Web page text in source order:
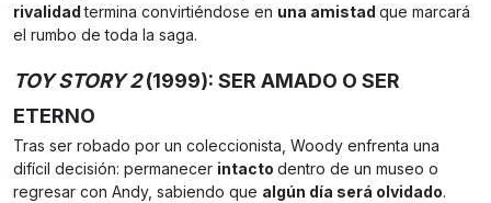
rivalidadtermina convirtiéndose en una amistad que marcará
el rumbo de toda la saga.
TOY STORY 2(1999): SER AMADO O SER
ETERNO
Tras ser robado por un coleccionista, Woody enfrenta una
difícil decisión: permanecer intacto dentro de un museo o
regresar con Andy, sabiendo que algún día será olvidado.